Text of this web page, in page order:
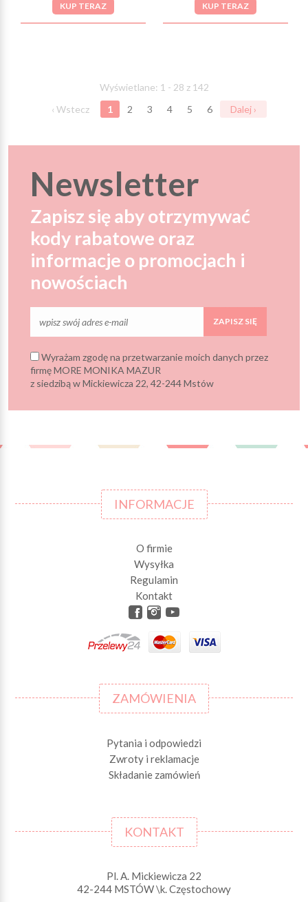
KUP TERAZ KUP TERAZ
Wyświetlane: 1 - 28 z 142
‹ Wstecz
1 2 3 4 5 6 Dalej ›
Newsletter
Zapisz się aby otrzymywać
kody rabatowe oraz
informacje o promocjach i
nowościach
ZAPISZ SIĘ
Wyrażam zgodę na przetwarzanie moich danych przez
firmę MORE MONIKA MAZUR
z siedzibą w Mickiewicza 22, 42-244 Mstów
INFORMACJE
O firmie
Wysyłka
Regulamin
Kontakt
ZAMÓWIENIA
Pytania i odpowiedzi
Zwroty i reklamacje
Składanie zamówień
KONTAKT
Pl. A. Mickiewicza 22
42-244 MSTÓW \k. Częstochowy